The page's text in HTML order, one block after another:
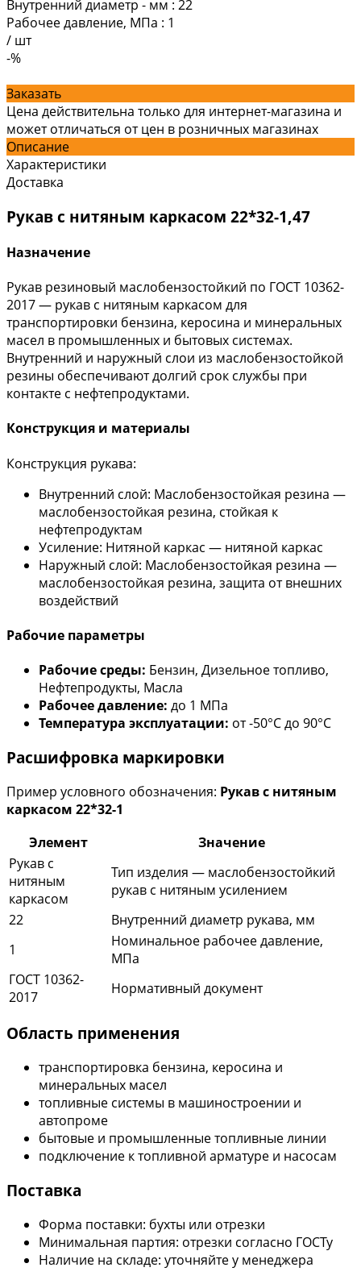
Внутренний диаметр - мм : 22
Рабочее давление, МПа : 1
/ шт
-%
Заказать
Цена действительна только для интернет-магазина и
может отличаться от цен в розничных магазинах
Описание
Характеристики
Доставка
Рукав с нитяным каркасом 22*32-1,47
Назначение
Рукав резиновый маслобензостойкий по ГОСТ 10362-
2017 — рукав с нитяным каркасом для
транспортировки бензина, керосина и минеральных
масел в промышленных и бытовых системах.
Внутренний и наружный слои из маслобензостойкой
резины обеспечивают долгий срок службы при
контакте с нефтепродуктами.
Конструкция и материалы
Конструкция рукава:
Внутренний слой: Маслобензостойкая резина —
маслобензостойкая резина, стойкая к
нефтепродуктам
Усиление: Нитяной каркас — нитяной каркас
Наружный слой: Маслобензостойкая резина —
маслобензостойкая резина, защита от внешних
воздействий
Рабочие параметры
Рабочие среды: Бензин, Дизельное топливо,
Нефтепродукты, Масла
Рабочее давление: до 1 МПа
Температура эксплуатации: от -50°С до 90°С
Расшифровка маркировки
Пример условного обозначения: Рукав с нитяным
каркасом 22*32-1
Элемент
Значение
Рукав с
нитяным
каркасом
Тип изделия — маслобензостойкий
рукав с нитяным усилением
22
Внутренний диаметр рукава, мм
1
Номинальное рабочее давление,
МПа
ГОСТ 10362-
2017
Нормативный документ
Область применения
транспортировка бензина, керосина и
минеральных масел
топливные системы в машиностроении и
автопроме
бытовые и промышленные топливные линии
подключение к топливной арматуре и насосам
Поставка
Форма поставки: бухты или отрезки
Минимальная партия: отрезки согласно ГОСТу
Наличие на складе: уточняйте у менеджера